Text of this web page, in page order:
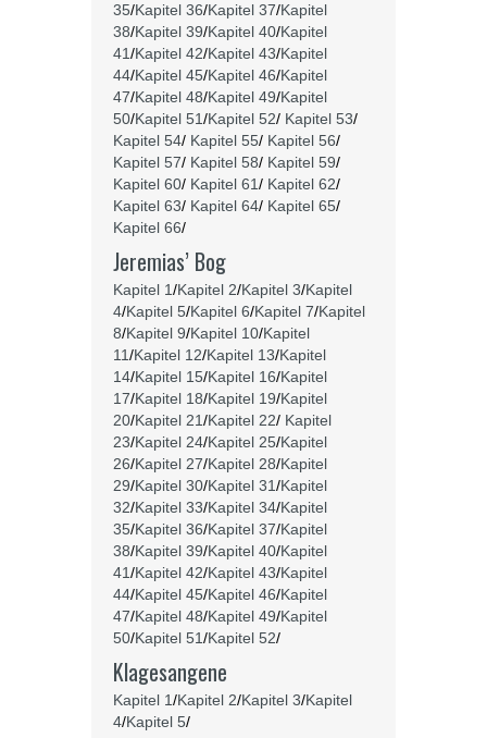
35/Kapitel 36/Kapitel 37/Kapitel
38/Kapitel 39/Kapitel 40/Kapitel
41/Kapitel 42/Kapitel 43/Kapitel
44/Kapitel 45/Kapitel 46/Kapitel
47/Kapitel 48/Kapitel 49/Kapitel
50/Kapitel 51/Kapitel 52/ Kapitel 53/
Kapitel 54/ Kapitel 55/ Kapitel 56/
Kapitel 57/ Kapitel 58/ Kapitel 59/
Kapitel 60/ Kapitel 61/ Kapitel 62/
Kapitel 63/ Kapitel 64/ Kapitel 65/
Kapitel 66/
Jeremias’ Bog
Kapitel 1/Kapitel 2/Kapitel 3/Kapitel
4/Kapitel 5/Kapitel 6/Kapitel 7/Kapitel
8/Kapitel 9/Kapitel 10/Kapitel
11/Kapitel 12/Kapitel 13/Kapitel
14/Kapitel 15/Kapitel 16/Kapitel
17/Kapitel 18/Kapitel 19/Kapitel
20/Kapitel 21/Kapitel 22/ Kapitel
23/Kapitel 24/Kapitel 25/Kapitel
26/Kapitel 27/Kapitel 28/Kapitel
29/Kapitel 30/Kapitel 31/Kapitel
32/Kapitel 33/Kapitel 34/Kapitel
35/Kapitel 36/Kapitel 37/Kapitel
38/Kapitel 39/Kapitel 40/Kapitel
41/Kapitel 42/Kapitel 43/Kapitel
44/Kapitel 45/Kapitel 46/Kapitel
47/Kapitel 48/Kapitel 49/Kapitel
50/Kapitel 51/Kapitel 52/
Klagesangene
Kapitel 1/Kapitel 2/Kapitel 3/Kapitel
4/Kapitel 5/